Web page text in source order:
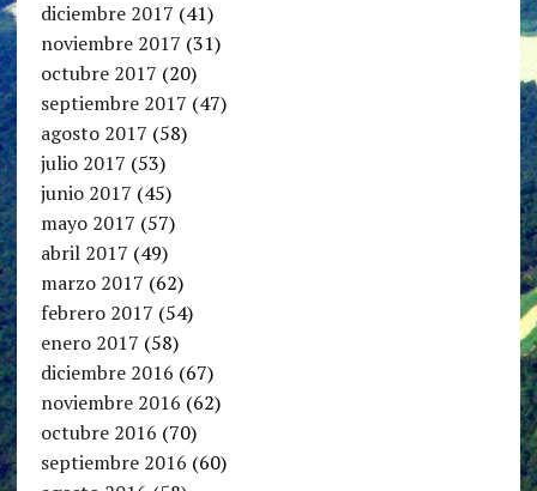
diciembre 2017 (41)
noviembre 2017 (31)
octubre 2017 (20)
septiembre 2017 (47)
agosto 2017 (58)
julio 2017 (53)
junio 2017 (45)
mayo 2017 (57)
abril 2017 (49)
marzo 2017 (62)
febrero 2017 (54)
enero 2017 (58)
diciembre 2016 (67)
noviembre 2016 (62)
octubre 2016 (70)
septiembre 2016 (60)